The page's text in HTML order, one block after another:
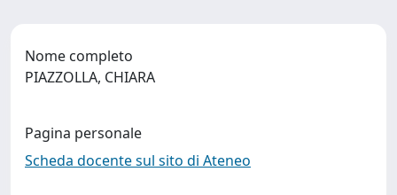
Nome completo
PIAZZOLLA, CHIARA
Pagina personale
Scheda docente sul sito di Ateneo